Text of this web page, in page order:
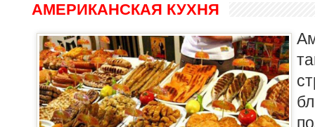
АМЕРИКАНСКАЯ КУХНЯ